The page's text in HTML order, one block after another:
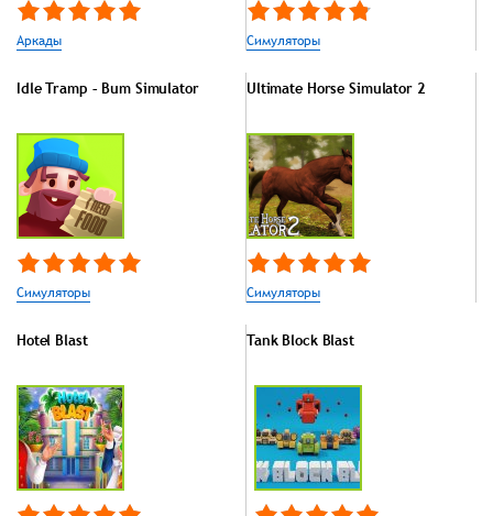
Аркады Симуляторы
Idle Tramp – Bum Simulator
Симуляторы
Ultimate Horse Simulator 2
Симуляторы
Hotel Blast Tank Block Blast